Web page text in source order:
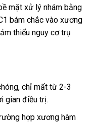
mặt xử lý nhám bằng
bám chắc vào xương
thiểu nguy cơ trụ
chỉ mất từ 2-3
gian điều trị.
hợp xương hàm